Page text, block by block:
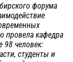
форума
провела кафедра
98 человек:
студенты и